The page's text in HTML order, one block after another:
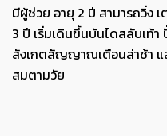
มีผู้ช่วย อายุ 2 ปี สามารถวิ่ง เ
3 ปี เริ่มเดินขึ้นบันไดสลับเท้
สังเกตสัญญาณเตือนล่าช้า แ
สมตามวัย